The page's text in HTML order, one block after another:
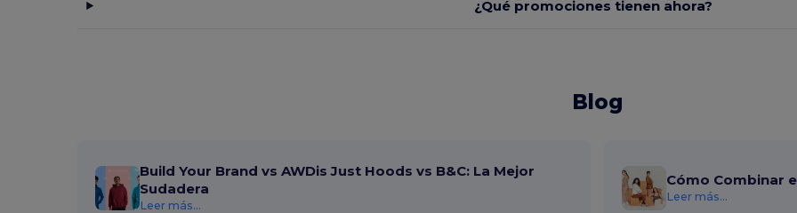
¿Qué promociones tienen ahora?
Blog
Build Your Brand vs AWDis Just Hoods vs B&C: La Mejor
Sudadera
Leer más...
Cómo Combinar
Leer más...